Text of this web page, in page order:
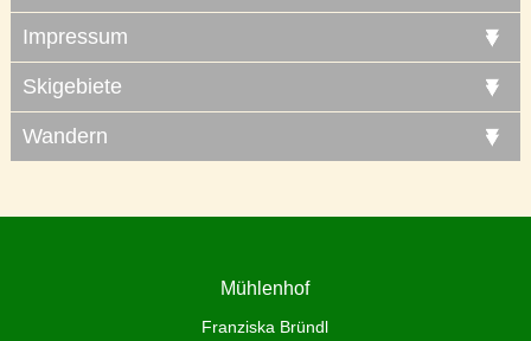
Impressum
Skigebiete
Wandern
Mühlenhof
Franziska Bründl